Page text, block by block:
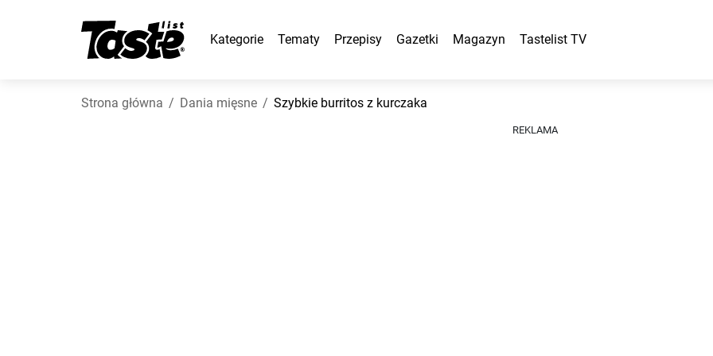
Kategorie Tematy Przepisy Gazetki Magazyn Tastelist TV
Strona główna Dania mięsne Szybkie burritos z kurczaka
REKLAMA